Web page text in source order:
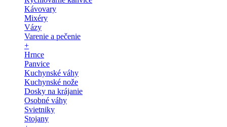
Kávovary
Mixéry
Vázy
Varenie a pečenie
+
Hrnce
Panvice
Kuchynské váhy
Kuchynské nože
Dosky na krájanie
Osobné váhy
Svietniky
Stojany